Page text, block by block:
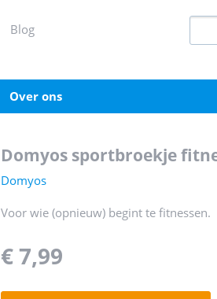
blog
over ons
domyos sportbroekje
Domyos
Voor wie (opnieuw) begint te fitnessen.
€ 7,99